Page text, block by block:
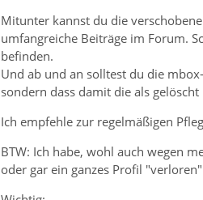
Mitunter kannst du die
umfangreiche Beiträge im Forum.
befinden.
Und ab und an solltest du die
sondern dass damit die als
Ich empfehle zur regelmäßigen
BTW: Ich habe, wohl auch wegen
oder gar ein ganzes Profil